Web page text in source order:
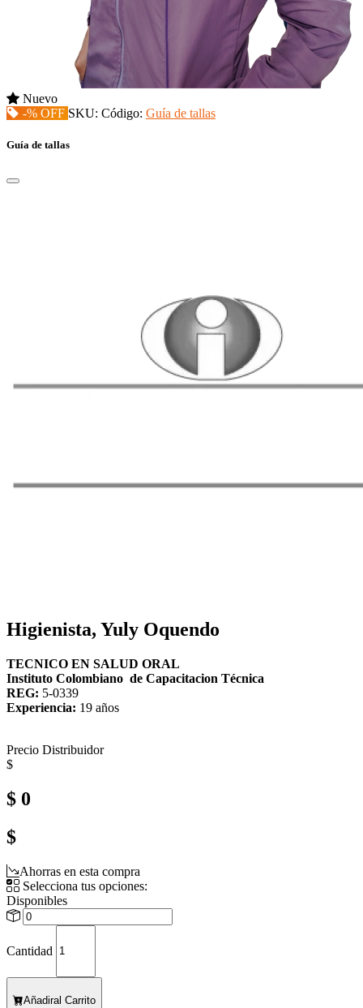
Nuevo
-% OFF SKU: Código: Guía de tallas
Guía de tallas
Higienista, Yuly Oquendo
TECNICO EN SALUD ORAL
Instituto Colombiano de Capacitacion Técnica
REG: 5-0339
Experiencia: 19 años
Precio Distribuidor
$
$ 0
$
Ahorras en esta compra
Selecciona tus opciones:
Disponibles
Cantidad
Añadiral Carrito